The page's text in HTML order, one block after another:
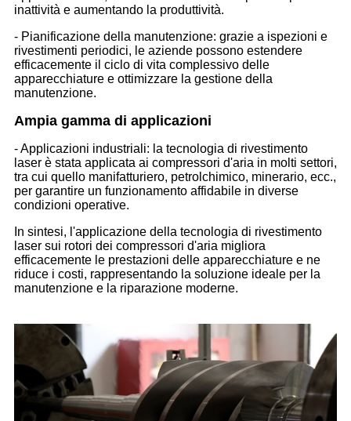
inattività e aumentando la produttività.
- Pianificazione della manutenzione: grazie a ispezioni e
rivestimenti periodici, le aziende possono estendere
efficacemente il ciclo di vita complessivo delle
apparecchiature e ottimizzare la gestione della
manutenzione.
Ampia gamma di applicazioni
- Applicazioni industriali: la tecnologia di rivestimento
laser è stata applicata ai compressori d'aria in molti settori,
tra cui quello manifatturiero, petrolchimico, minerario, ecc.,
per garantire un funzionamento affidabile in diverse
condizioni operative.
In sintesi, l'applicazione della tecnologia di rivestimento
laser sui rotori dei compressori d'aria migliora
efficacemente le prestazioni delle apparecchiature e ne
riduce i costi, rappresentando la soluzione ideale per la
manutenzione e la riparazione moderne.